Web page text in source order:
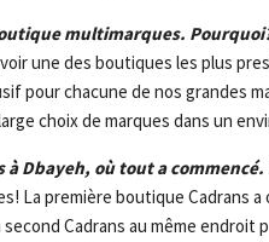
multimarques.
une des boutiques les plus
pour chacune de nos grandes
choix de marques dans un
Dbayeh, où tout a
La première boutique Cadrans
Cadrans au même endroit